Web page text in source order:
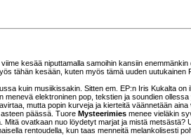
viime kesää niputtamalla samoihin kansiin enemmänkin
tähän kesään, kuten myös tämä uuden uutukainen
kuin musiikissakin. Sitten em. EP:n Iris Kukalta
menevä elektroninen pop, tekstien ja soundien
mutta popin kurveja ja kierteitä väännetään
päässä. Tuore Mysteerimies menee vieläkin
ovatkaan nuo löydetyt marjat ja mistä metsästä?
rentoudella, kun taas menneitä melankolisesti